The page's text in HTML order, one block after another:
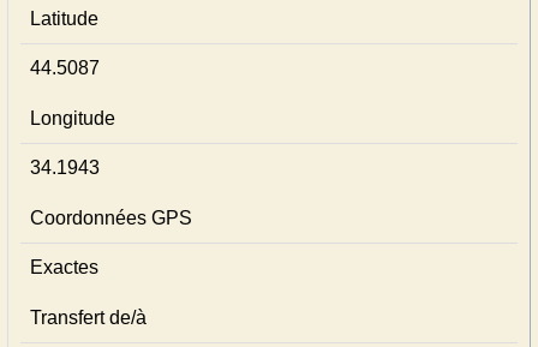
Latitude
44.5087
Longitude
34.1943
Coordonnées GPS
Exactes
Transfert de/à